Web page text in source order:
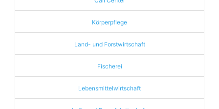
Körperpflege
Land- und Forstwirtschaft
Fischerei
Lebensmittelwirtschaft